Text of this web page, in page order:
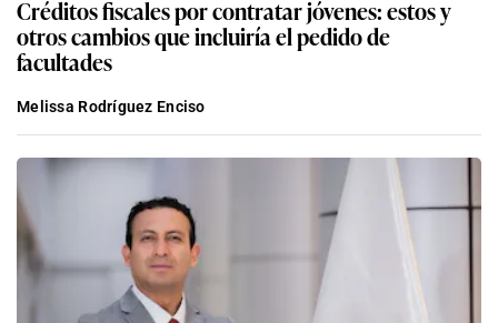
Créditos fiscales por contratar jóvenes: estos y
otros cambios que incluiría el pedido de
facultades
Melissa Rodríguez Enciso